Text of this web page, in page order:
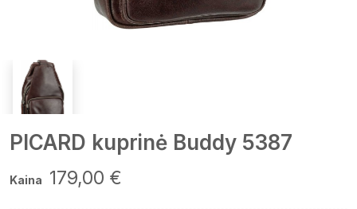
PICARD kuprinė Buddy 5387
Kaina 179,00 €